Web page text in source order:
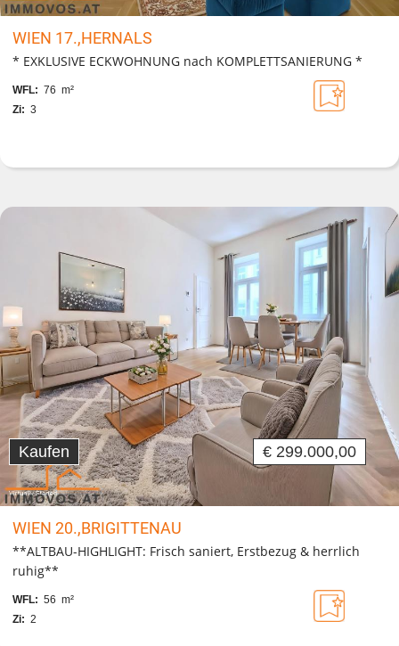
WIEN 17.,HERNALS
* EXKLUSIVE ECKWOHNUNG nach KOMPLETTSANIERUNG *
WFL: 76 m²
Zi: 3
Kaufen € 299.000,00
WIEN 20.,BRIGITTENAU
**ALTBAU-HIGHLIGHT: Frisch saniert, Erstbezug & herrlich
ruhig**
WFL: 56 m²
Zi: 2